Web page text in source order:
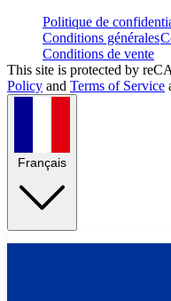
Politique de
Conditions générales
Conditions de vente
This site is protected by
Policy and Terms of Service
Français